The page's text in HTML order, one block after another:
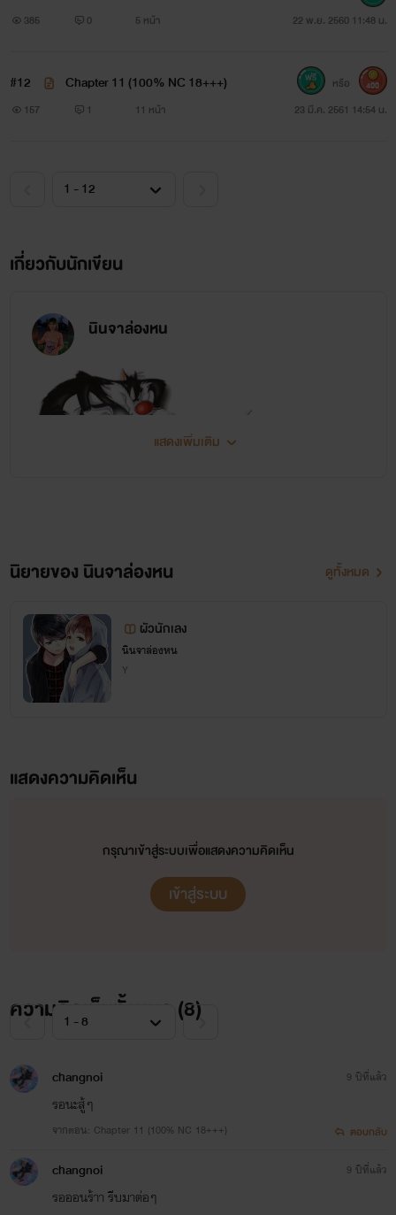
ยังไงก็ขอฝากติดตามกันด้วยนะค่ะ
นิยายเก่าแต่นำมาแต่งต่อให้มันจบ
385 0 5 หน้า 22 พ.ย. 2560 11:48 น.
#12 Chapter 11 (100% NC 18+++)
157 1 11 หน้า 23 มี.ค. 2561 14:54 น.
หรือ 400
เกี่ยวกับนักเขียน
นินจาล่องหน
Hello!!!
ไรท์ชื่อนิน
ไรท์เป็นคนมึน อึนๆ นะ ถ้าชมบ่อยๆนี้ไรท์
บ้ายอๆ ส่วนนิยายก็เเต่งตามอารมณ์
ช่วงไหนว่างมากๆจะมาถี่ๆ
ไรท์เลยลองมาเเต่งดู มันก็ไม่ได้ยากอะไร เเต่
จินตนาการเเละความคิดสะส่วนใหญ่
แสดงเพิ่มเติม
นิยายของ นินจาล่องหน ดูทั้งหมด
ผัวนักเลง
นินจาล่องหน
Y
แสดงความคิดเห็น
กรุณาเข้าสู่ระบบเพื่อแสดงความคิดเห็น
เข้าสู่ระบบ
ความคิดเห็นทั้งหมด (8)
changnoi
รอนะสู้ๆ
จากตอน: Chapter 11 (100% NC 18+++)
9 ปีที่แล้ว
ตอบกลับ
changnoi
รอออนร้าา รีบมาต่อๆ
9 ปีที่แล้ว